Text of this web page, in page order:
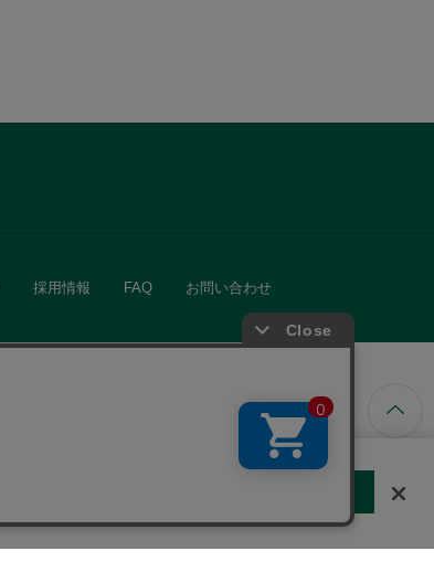
採用情報 FAQ お問い合わせ